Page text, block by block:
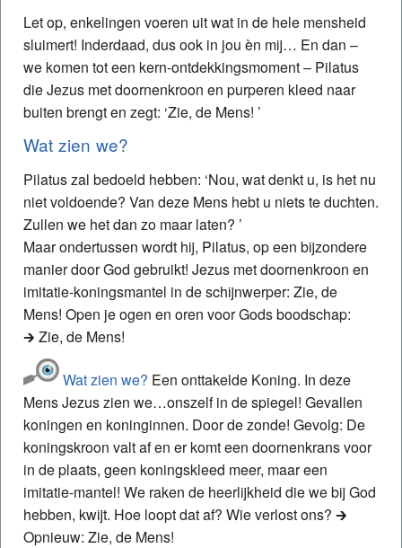
Let op, enkelingen voeren uit wat in de hele mensheid
sluimert! Inderdaad, dus ook in jou èn mij… En dan –
we komen tot een kern-ontdekkingsmoment – Pilatus
die Jezus met doornenkroon en purperen kleed naar
buiten brengt en zegt: ‘Zie, de Mens! ’
Wat zien we?
Pilatus zal bedoeld hebben: ‘Nou, wat denkt u, is het nu
niet voldoende? Van deze Mens hebt u niets te duchten.
Zullen we het dan zo maar laten? ’
Maar ondertussen wordt hij, Pilatus, op een bijzondere
manier door God gebruikt! Jezus met doornenkroon en
imitatie-koningsmantel in de schijnwerper: Zie, de
Mens! Open je ogen en oren voor Gods boodschap:
🡲 Zie, de Mens!
Wat zien we? Een onttakelde Koning. In deze
Mens Jezus zien we…onszelf in de spiegel! Gevallen
koningen en koninginnen. Door de zonde! Gevolg: De
koningskroon valt af en er komt een doornenkrans voor
in de plaats, geen koningskleed meer, maar een
imitatie-mantel! We raken de heerlijkheid die we bij God
hebben, kwijt. Hoe loopt dat af? Wie verlost ons? 🡲
Opnieuw: Zie, de Mens!